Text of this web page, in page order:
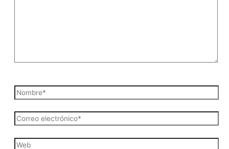
Nombre*
Correo
electrónico*
Web